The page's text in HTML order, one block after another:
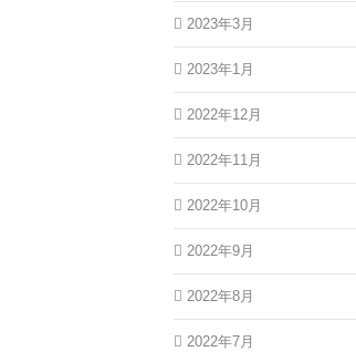
2023年3月
2023年1月
2022年12月
2022年11月
2022年10月
2022年9月
2022年8月
2022年7月